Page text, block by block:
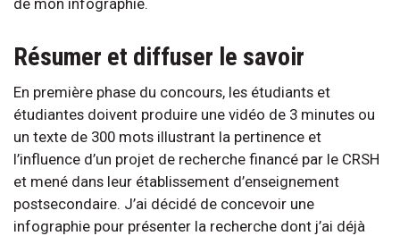
Résumer et diffuser le savoir
En première phase du concours, les étudiants et
étudiantes doivent produire une vidéo de 3 minutes ou
un texte de 300 mots illustrant la pertinence et
l’influence d’un projet de recherche financé par le CRSH
et mené dans leur établissement d’enseignement
postsecondaire. J’ai décidé de concevoir une
infographie pour présenter la recherche dont j’ai déjà